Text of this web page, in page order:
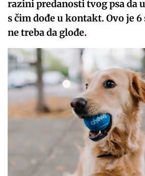
razini predanosti tvog psa da
s čim dođe u kontakt. Ovo je
ne treba da glođe.